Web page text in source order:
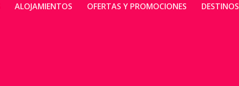
ALOJAMIENTOS OFERTAS Y PROMOCIONES DESTINOS